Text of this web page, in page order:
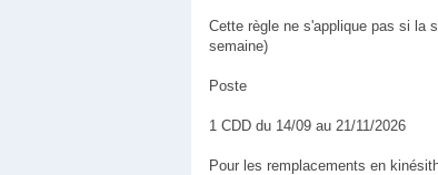
Cette règle ne s'applique pas si la
semaine)
Poste
1 CDD du 14/09 au 21/11/2026
Pour les remplacements en